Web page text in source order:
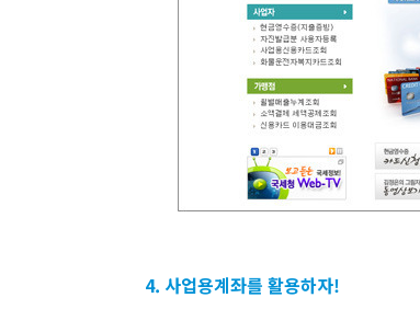
4. 사업용계좌를 활용하자!